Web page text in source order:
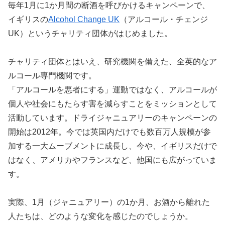
毎年1月に1か月間の断酒を呼びかけるキャンペーンで、
イギリスのAlcohol Change UK （アルコール・チェンジ
UK）というチャリティ団体がはじめました。
チャリティ団体とはいえ、研究機関を備えた、全英的なア
ルコール専門機関です。
「アルコールを悪者にする」運動ではなく、アルコールが
個人や社会にもたらす害を減らすことをミッションとして
活動しています。ドライジャニュアリーのキャンペーンの
開始は2012年。今では英国内だけでも数百万人規模が参
加する一大ムーブメントに成長し、今や、イギリスだけで
はなく、アメリカやフランスなど、他国にも広がっていま
す。
実際、1月（ジャニュアリー）の1か月、お酒から離れた
人たちは、どのような変化を感じたのでしょうか。